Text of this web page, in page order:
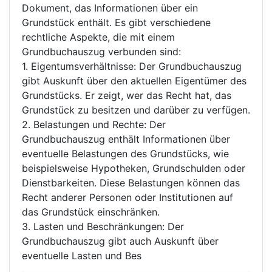
Dokument, das Informationen über ein
Grundstück enthält. Es gibt verschiedene
rechtliche Aspekte, die mit einem
Grundbuchauszug verbunden sind:
1. Eigentumsverhältnisse: Der Grundbuchauszug
gibt Auskunft über den aktuellen Eigentümer des
Grundstücks. Er zeigt, wer das Recht hat, das
Grundstück zu besitzen und darüber zu verfügen.
2. Belastungen und Rechte: Der
Grundbuchauszug enthält Informationen über
eventuelle Belastungen des Grundstücks, wie
beispielsweise Hypotheken, Grundschulden oder
Dienstbarkeiten. Diese Belastungen können das
Recht anderer Personen oder Institutionen auf
das Grundstück einschränken.
3. Lasten und Beschränkungen: Der
Grundbuchauszug gibt auch Auskunft über
eventuelle Lasten und Bes